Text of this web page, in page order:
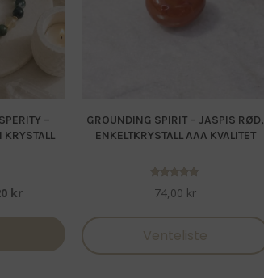
–
KRYSTALL
kr.
krNåværende
359,20 kr.
GROUNDING SPIRIT – JASPIS RØD,
ENKELTKRYSTALL AAA KVALITET
5.00
74,00 kr
Venteliste